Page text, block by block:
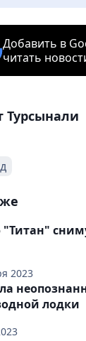
Добавить в
читать
Турсынали
2023
"Титан"
лодки